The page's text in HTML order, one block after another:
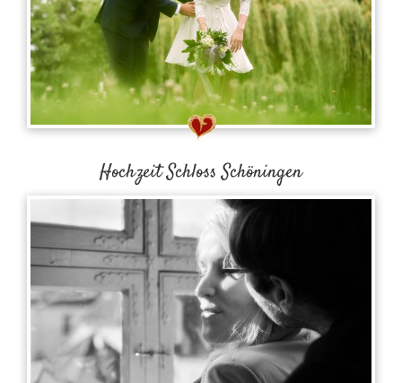
Hochzeit Schloss Schöningen